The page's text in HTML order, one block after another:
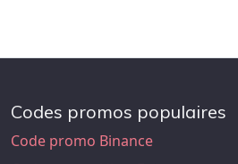
Codes promos populaires
Code promo Binance